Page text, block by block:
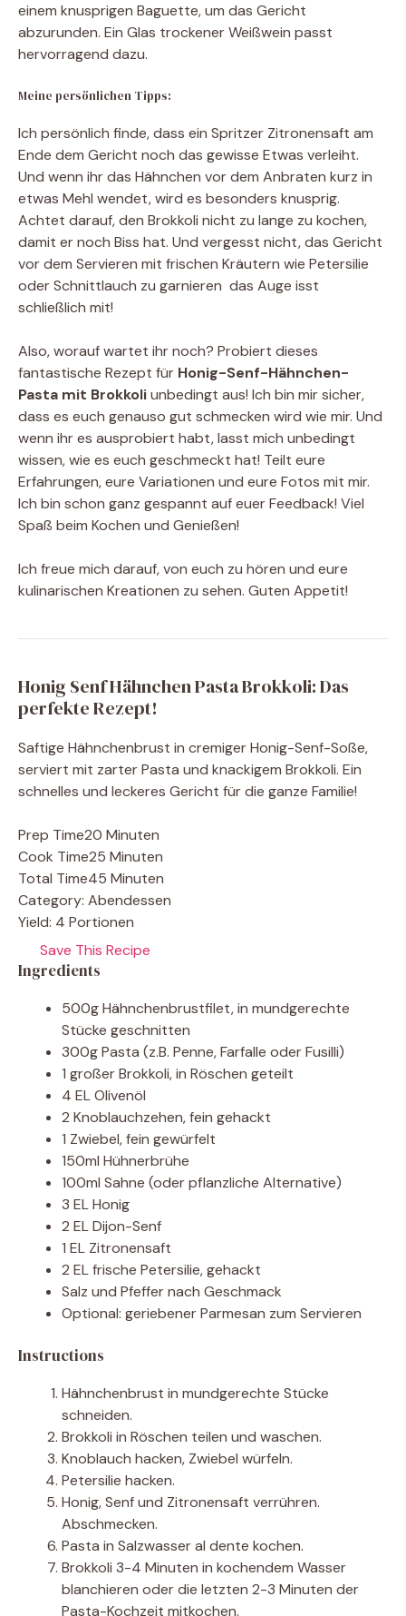
einem knusprigen Baguette, um das Gericht
abzurunden. Ein Glas trockener Weißwein passt
hervorragend dazu.
Meine persönlichen Tipps:
Ich persönlich finde, dass ein Spritzer Zitronensaft am
Ende dem Gericht noch das gewisse Etwas verleiht.
Und wenn ihr das Hähnchen vor dem Anbraten kurz in
etwas Mehl wendet, wird es besonders knusprig.
Achtet darauf, den Brokkoli nicht zu lange zu kochen,
damit er noch Biss hat. Und vergesst nicht, das Gericht
vor dem Servieren mit frischen Kräutern wie Petersilie
oder Schnittlauch zu garnieren  das Auge isst
schließlich mit!
Also, worauf wartet ihr noch? Probiert dieses
fantastische Rezept für Honig-Senf-Hähnchen-
Pasta mit Brokkoliunbedingt aus! Ich bin mir sicher,
dass es euch genauso gut schmecken wird wie mir. Und
wenn ihr es ausprobiert habt, lasst mich unbedingt
wissen, wie es euch geschmeckt hat! Teilt eure
Erfahrungen, eure Variationen und eure Fotos mit mir.
Ich bin schon ganz gespannt auf euer Feedback! Viel
Spaß beim Kochen und Genießen!
Ich freue mich darauf, von euch zu hören und eure
kulinarischen Kreationen zu sehen. Guten Appetit!
Honig Senf Hähnchen Pasta Brokkoli: Das
perfekte Rezept!
Saftige Hähnchenbrust in cremiger Honig-Senf-Soße,
serviert mit zarter Pasta und knackigem Brokkoli. Ein
schnelles und leckeres Gericht für die ganze Familie!
Prep Time20 Minuten
Cook Time25 Minuten
Total Time45 Minuten
Category: Abendessen
Yield: 4 Portionen
Save This Recipe
Ingredients
500g Hähnchenbrustfilet, in mundgerechte
Stücke geschnitten
300g Pasta (z.B. Penne, Farfalle oder Fusilli)
1 großer Brokkoli, in Röschen geteilt
4 EL Olivenöl
2 Knoblauchzehen, fein gehackt
1 Zwiebel, fein gewürfelt
150ml Hühnerbrühe
100ml Sahne (oder pflanzliche Alternative)
3 EL Honig
2 EL Dijon-Senf
1 EL Zitronensaft
2 EL frische Petersilie, gehackt
Salz und Pfeffer nach Geschmack
Optional: geriebener Parmesan zum Servieren
Instructions
Hähnchenbrust in mundgerechte Stücke
schneiden.
Brokkoli in Röschen teilen und waschen.
Knoblauch hacken, Zwiebel würfeln.
Petersilie hacken.
Honig, Senf und Zitronensaft verrühren.
Abschmecken.
Pasta in Salzwasser al dente kochen.
Brokkoli 3-4 Minuten in kochendem Wasser
blanchieren oder die letzten 2-3 Minuten der
Pasta-Kochzeit mitkochen.